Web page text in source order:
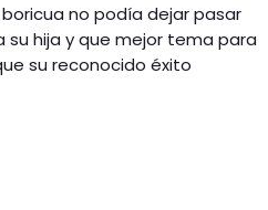
no podía dejar pasar
su hija y que mejor tema para
su reconocido éxito